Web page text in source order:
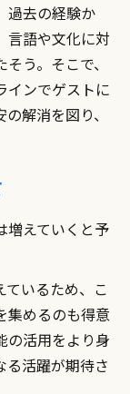
過去の経験か
言語や文化に対
う。そこで、
インでゲストに
解消を図り、
増えていくと予
ているため、こ
集めるのも得意
の活用をより身
る活躍が期待さ